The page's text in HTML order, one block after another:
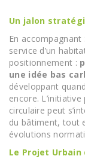
Un jalon
En accompagnant
service d’un
positionnement :
une idée bas
développant
encore.
circulaire peut
du bâtiment, tout
évolutions
Le Projet Urbain